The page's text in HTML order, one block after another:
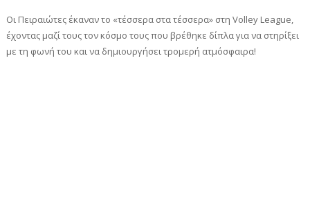
Οι Πειραιώτες έκαναν το «τέσσερα στα τέσσερα» στη Volley League,
έχοντας μαζί τους τον κόσμο τους που βρέθηκε δίπλα για να στηρίξει
με τη φωνή του και να δημιουργήσει τρομερή ατμόσφαιρα!